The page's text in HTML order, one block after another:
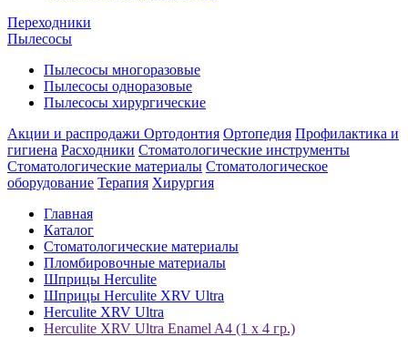
Переходники
Пылесосы
Пылесосы многоразовые
Пылесосы одноразовые
Пылесосы хирургические
Акции и распродажи Ортодонтия Ортопедия Профилактика и
гигиена Расходники Стоматологические инструменты
Стоматологические материалы Стоматологическое
оборудование Терапия Хирургия
Главная
Каталог
Стоматологические материалы
Пломбировочные материалы
Шприцы Herculite
Шприцы Herculite XRV Ultra
Herculite XRV Ultra
Herculite XRV Ultra Enamel A4 (1 x 4 гр.)